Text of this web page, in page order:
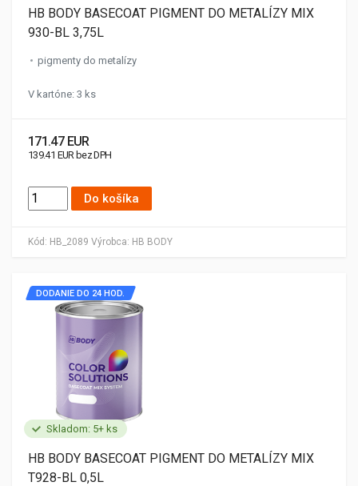
Kód: HB_2089 Výrobca: HB BODY
HB BODY BASECOAT PIGMENT DO METALÍZY MIX
930-BL 3,75L
pigmenty do metalízy
V kartóne: 3 ks
171.47 EUR
139.41 EUR bez DPH
Do košíka
Skladom: 5+ ks
DODANIE DO 24 HOD.
HB BODY BASECOAT PIGMENT DO METALÍZY MIX
T928-BL 0,5L